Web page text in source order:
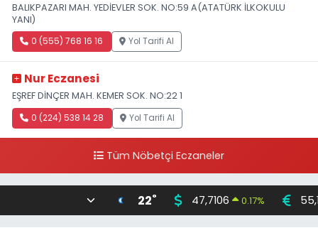
BALIKPAZARI MAH. YEDİEVLER SOK. NO:59 A(ATATÜRK İLKOKULU
YANI)
0 (555) 768 16 16 Yol Tarifi Al
Nur Eczanesi
EŞREF DİNÇER MAH. KEMER SOK. NO:22 1
0 (224) 538 14 28 Yol Tarifi Al
Tüm Nöbetçi Eczaneler
22° 47,7106 0.17%